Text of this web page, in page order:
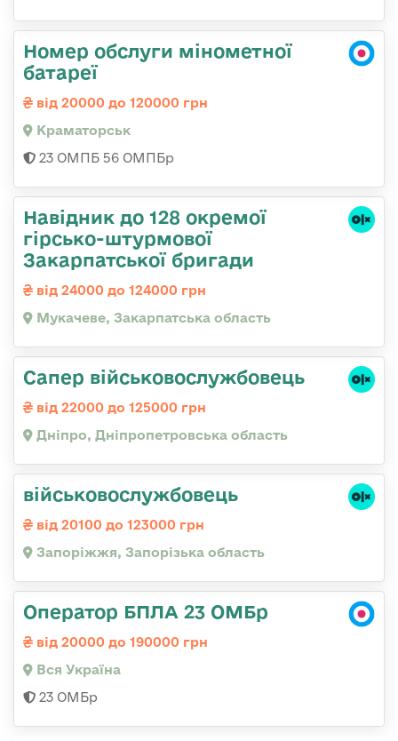
Номер обслуги мінометної
батареї
від 20000 до 120000 грн
Краматорськ
23 ОМПБ 56 ОМПБр
Навідник до 128 окремої
гірсько-штурмової
Закарпатської бригади
від 24000 до 124000 грн
Мукачеве, Закарпатська область
Сапер військовослужбовець
від 22000 до 125000 грн
Дніпро, Дніпропетровська область
військовослужбовець
від 20100 до 123000 грн
Запоріжжя, Запорізька область
Оператор БПЛА 23 ОМБр
від 20000 до 190000 грн
Вся Україна
23 ОМБр